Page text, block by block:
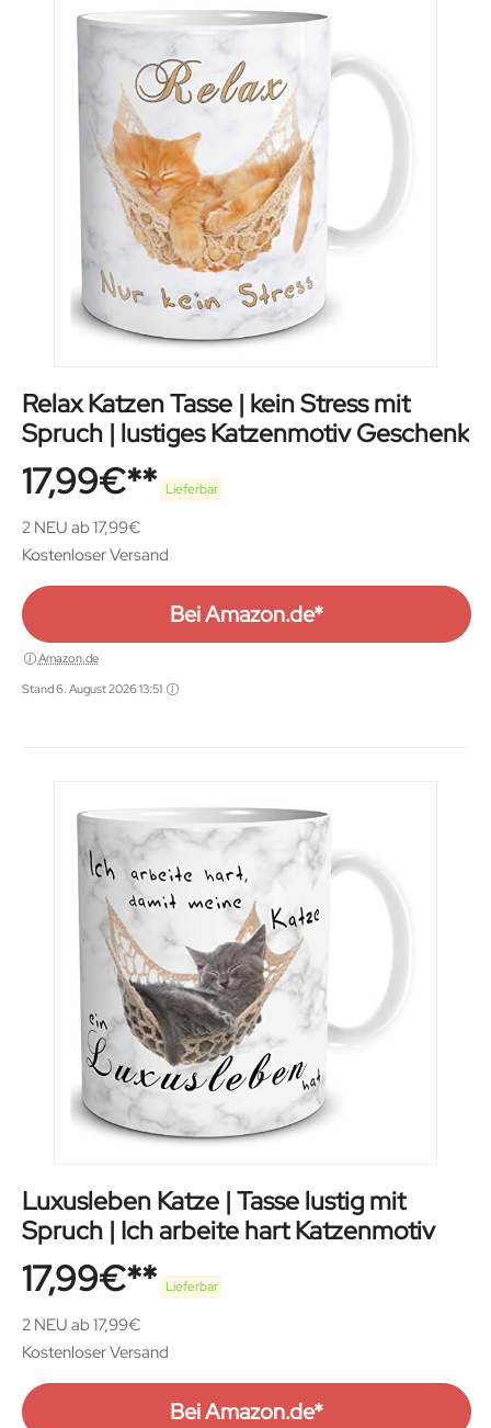
Relax Katzen Tasse | kein Stress mit
Spruch | lustiges Katzenmotiv Geschenk
17,99€ Lieferbar
2 NEU ab 17,99€
Kostenloser Versand
Bei Amazon.de*
Amazon.de
Stand 6. August 2026 13:51
Luxusleben Katze | Tasse lustig mit
Spruch | Ich arbeite hart Katzenmotiv
17,99€ Lieferbar
2 NEU ab 17,99€
Kostenloser Versand
Bei Amazon.de*